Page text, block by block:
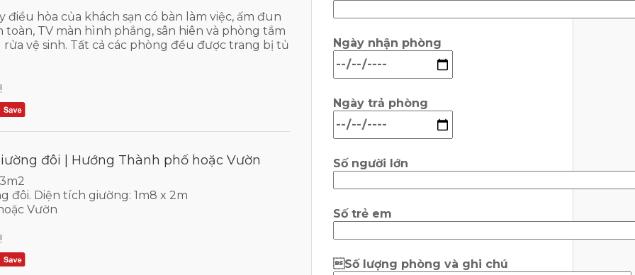
điều hòa của khách sạn có bàn làm việc, ấm đun
toàn, TV màn hình phẳng, sân hiên và phòng tắm
vệ sinh. Tất cả các phòng đều được trang bị tủ
đôi | Hướng Thành phố hoặc Vườn
đôi. Diện tích giường: 1m8 x 2m
Vườn
Ngày nhận phòng
Ngày trả phòng
Số người lớn
Số trẻ em
Số lượng phòng và ghi chú